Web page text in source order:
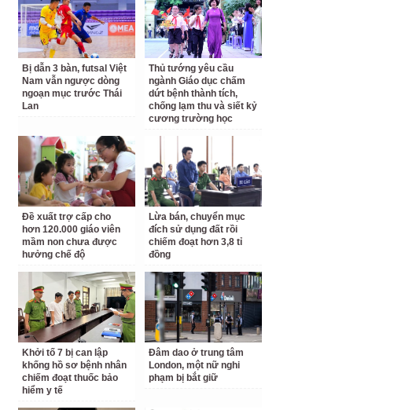
Bị dẫn 3 bàn, futsal Việt
Nam vẫn ngược dòng
ngoạn mục trước Thái
Lan
Thủ tướng yêu cầu
ngành Giáo dục chấm
dứt bệnh thành tích,
chống lạm thu và siết kỷ
cương trường học
Đề xuất trợ cấp cho
hơn 120.000 giáo viên
mầm non chưa được
hưởng chế độ
Lừa bán, chuyển mục
đích sử dụng đất rồi
chiếm đoạt hơn 3,8 tỉ
đồng
Khởi tố 7 bị can lập
khống hồ sơ bệnh nhân
chiếm đoạt thuốc bảo
hiểm y tế
Đâm dao ở trung tâm
London, một nữ nghi
phạm bị bắt giữ